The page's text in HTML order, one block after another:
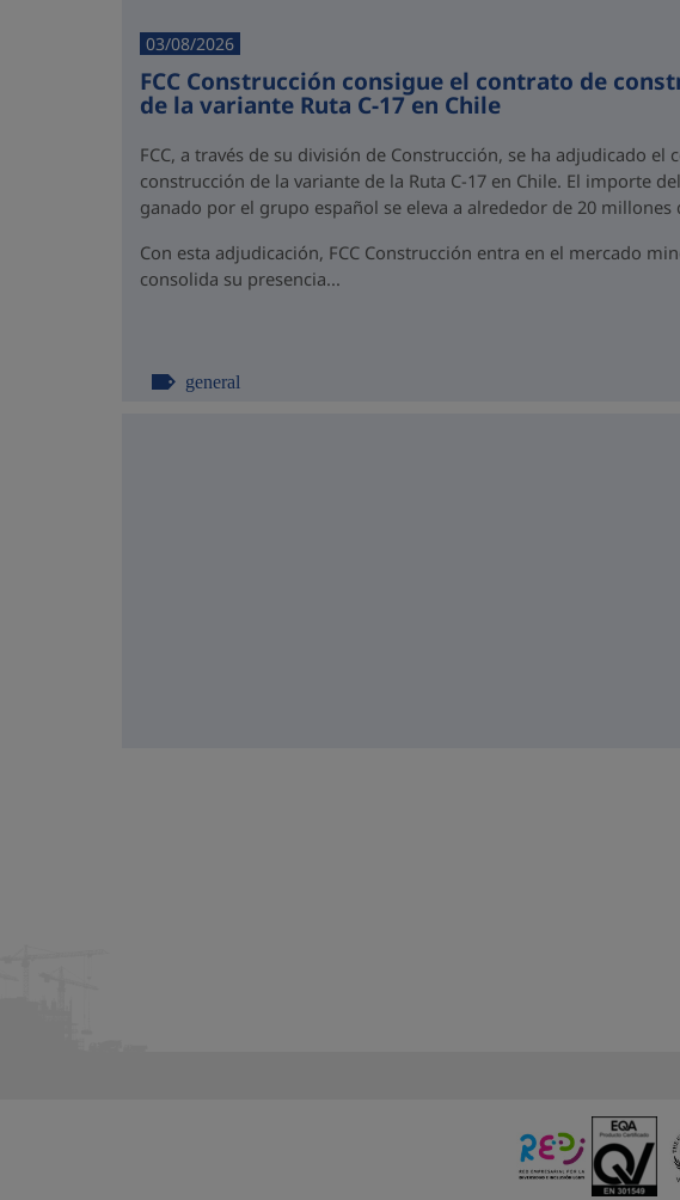
03/08/2026
FCC Construcción consigue el contrato de
de la variante Ruta C-17 en Chile
FCC, a través de su división de Construcción, se ha adjudicado el
construcción de la variante de la Ruta C-17 en Chile. El importe
ganado por el grupo español se eleva a alrededor de 20 millones
Con esta adjudicación, FCC Construcción entra en el mercado
consolida su presencia...
general